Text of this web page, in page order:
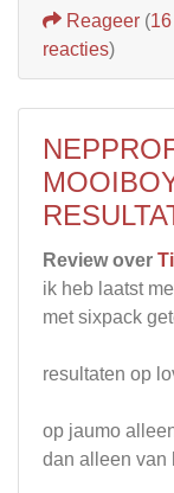
Reageer (16
reacties)
Review over
ik heb laatst
met sixpack
resultaten op
op jaumo
dan alleen van